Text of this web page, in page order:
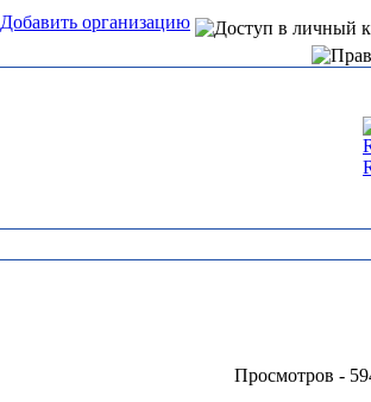
Добавить организацию
Просмотров -